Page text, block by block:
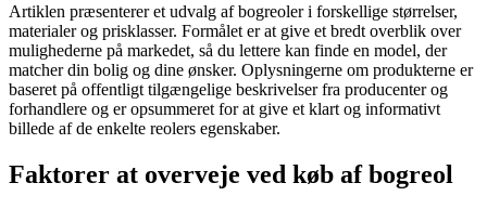
Artiklen præsenterer et udvalg af bogreoler i forskellige størrelser,
materialer og prisklasser. Formålet er at give et bredt overblik over
mulighederne på markedet, så du lettere kan finde en model, der
matcher din bolig og dine ønsker. Oplysningerne om produkterne er
baseret på offentligt tilgængelige beskrivelser fra producenter og
forhandlere og er opsummeret for at give et klart og informativt
billede af de enkelte reolers egenskaber.
Faktorer at overveje ved køb af bogreol